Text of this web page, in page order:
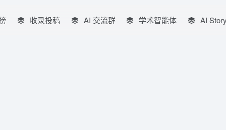
收录投稿 AI 交流群 学术智能体 AI